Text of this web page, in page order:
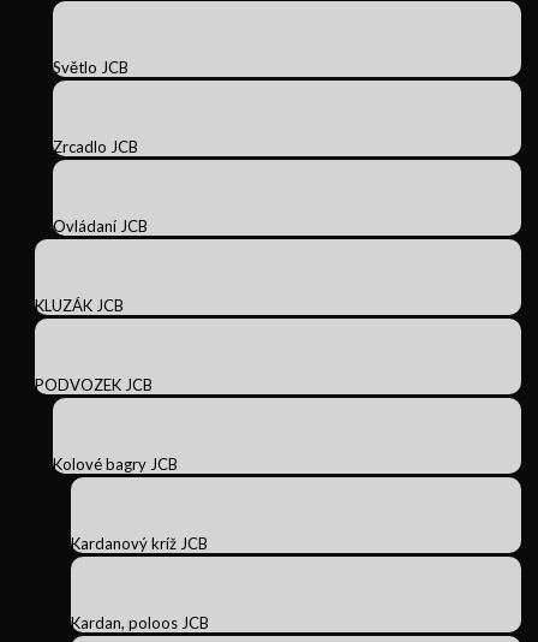
Světlo JCB
Zrcadlo JCB
Ovládaní JCB
KLUZÁK JCB
PODVOZEK JCB
Kolové bagry JCB
Kardanový kríž JCB
Kardan, poloos JCB